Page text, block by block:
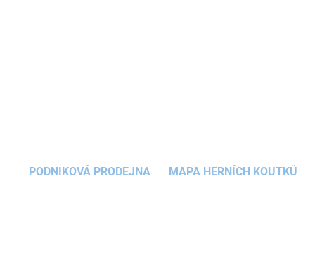
PODNIKOVÁ PRODEJNA MAPA HERNÍCH KOUTKŮ